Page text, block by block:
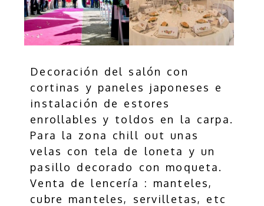
Decoración del salón con
cortinas y paneles japoneses e
instalación de estores
enrollables y toldos en la carpa.
Para la zona chill out unas
velas con tela de loneta y un
pasillo decorado con moqueta.
Venta de lencería : manteles,
cubre manteles, servilletas, etc